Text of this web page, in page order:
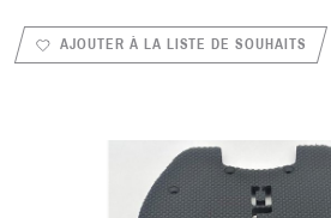
AJOUTER À LA LISTE DE SOUHAITS